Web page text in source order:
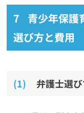
青少年保護
選び方と費用
弁護士選